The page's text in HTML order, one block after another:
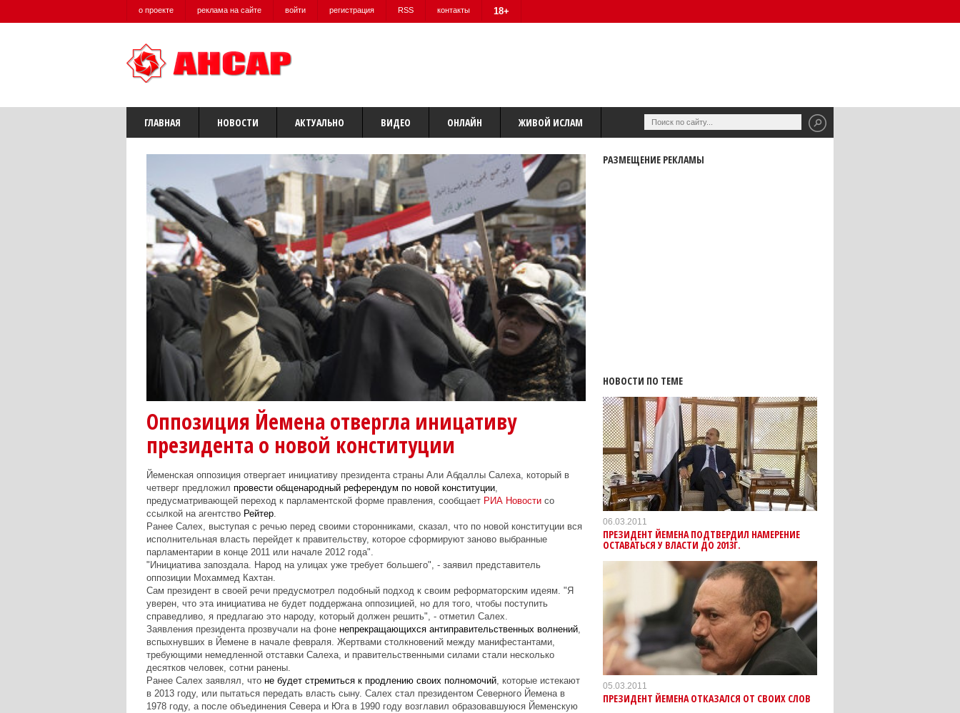
о проекте реклама на сайте войти регистрация RSS контакты 18+
ГЛАВНАЯ НОВОСТИ АКТУАЛЬНО ВИДЕО ОНЛАЙН ЖИВОЙ ИСЛАМ
Оппозиция Йемена отвергла иницативу
президента о новой конституции
Йеменская оппозиция отвергает инициативу президента страны Али Абдаллы Салеха, который в
четверг предложил провести общенародный референдум по новой конституции,
предусматривающей переход к парламентской форме правления, сообщает РИА Новостисо
ссылкой на агентство Рейтер.
Ранее Салех, выступая с речью перед своими сторонниками, сказал, что по новой конституции вся
исполнительная власть перейдет к правительству, которое сформируют заново выбранные
парламентарии в конце 2011 или начале 2012 года".
"Инициатива запоздала. Народ на улицах уже требует большего", - заявил представитель
оппозиции Мохаммед Кахтан.
Сам президент в своей речи предусмотрел подобный подход к своим реформаторским идеям. "Я
уверен, что эта инициатива не будет поддержана оппозицией, но для того, чтобы поступить
справедливо, я предлагаю это народу, который должен решить", - отметил Салех.
Заявления президента прозвучали на фоне непрекращающихся антиправительственных волнений,
вспыхнувших в Йемене в начале февраля. Жертвами столкновений между манифестантами,
требующими немедленной отставки Салеха, и правительственными силами стали несколько
десятков человек, сотни ранены.
Ранее Салех заявлял, что не будет стремиться к продлению своих полномочий, которые истекают
в 2013 году, или пытаться передать власть сыну. Салех стал президентом Северного Йемена в
1978 году, а после объединения Севера и Юга в 1990 году возглавил образовавшуюся Йеменскую
РАЗМЕЩЕНИЕ РЕКЛАМЫ
НОВОСТИ ПО ТЕМЕ
06.03.2011
ПРЕЗИДЕНТ ЙЕМЕНА ПОДТВЕРДИЛ НАМЕРЕНИЕ
ОСТАВАТЬСЯ У ВЛАСТИ ДО 2013Г.
05.03.2011
ПРЕЗИДЕНТ ЙЕМЕНА ОТКАЗАЛСЯ ОТ СВОИХ СЛОВ